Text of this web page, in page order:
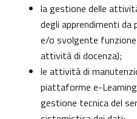
la gestione delle
degli apprendimenti da
e/o svolgente
attività di docenza);
le attività di
piattaforme e-
gestione tecnica del